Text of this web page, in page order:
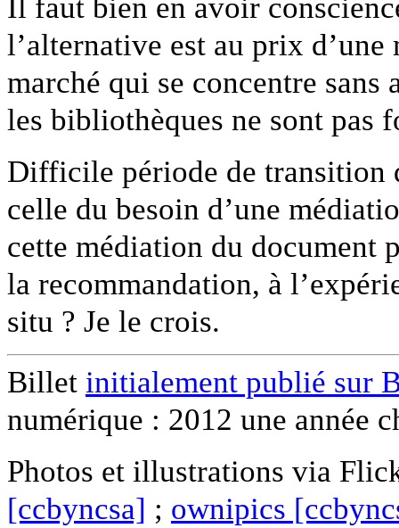
Il faut bien en avoir
l’alternative est au prix
marché qui se concentre
les bibliothèques ne sont pas
Difficile période de transition
celle du besoin d’une
cette médiation du document
la recommandation, à
situ ? Je le crois.
Billet initialement publié sur
numérique : 2012 une année
Photos et illustrations via
[ccbyncsa] ; ownipics